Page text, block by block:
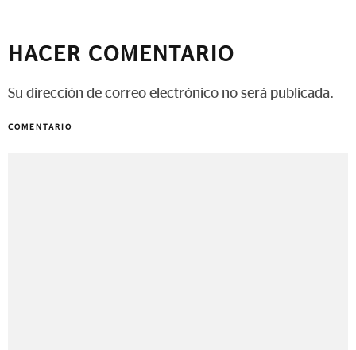
HACER COMENTARIO
Su dirección de correo electrónico no será publicada.
COMENTARIO